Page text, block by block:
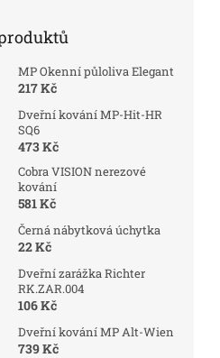
MP Okenní půloliva Elegant
217 Kč
Dveřní kování MP-Hit-HR
SQ6
473 Kč
Cobra VISION nerezové
kování
581 Kč
Černá nábytková úchytka
22 Kč
Dveřní zarážka Richter
RK.ZAR.004
106 Kč
Dveřní kování MP Alt-Wien
739 Kč
kování Richter
Skladem
Kód:8012/OTV